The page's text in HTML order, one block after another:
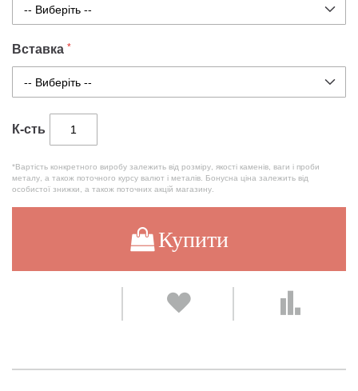
Вставка
К-сть
*Вартість конкретного виробу залежить від розміру, якості каменів, ваги і проби
металу, а також поточного курсу валют і металів. Бонусна ціна залежить від
особистої знижки, а також поточних акцій магазину.
Купити